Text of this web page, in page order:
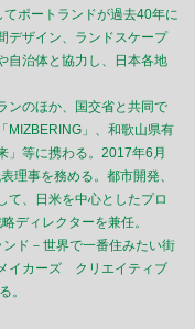
ポートランドが過去40年に
デザイン、ランドスケープ
自治体と協力し、日本各地
ンのほか、国交省と共同で
MIZBERING」、和歌山県有
」等に携わる。2017年6月
理事を務める。都市開発、
て、日米を中心としたプロ
ディレクターを兼任。
ド－世界で一番住みたい街
イカーズ クリエイティブ
。